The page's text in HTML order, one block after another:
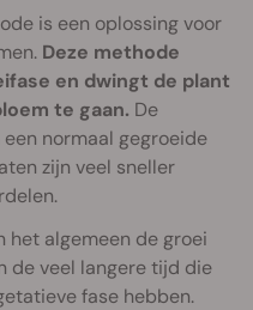
is een oplossing voor
Deze methode
en dwingt de plant
te gaan. De
normaal gegroeide
zijn veel sneller
het algemeen de groei
de veel langere tijd die
fase hebben.